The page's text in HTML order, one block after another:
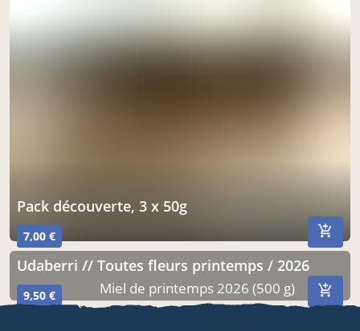
Pack découverte, 3 x 50g
7,00 €
Udaberri // Toutes fleurs printemps / 2026
9,50 € Miel de printemps 2026 (500 g)